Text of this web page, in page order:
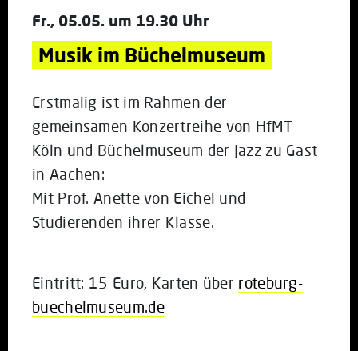
Fr., 05.05. um 19.30 Uhr
Musik im Büchelmuseum
Erstmalig ist im Rahmen der
gemeinsamen Konzertreihe von HfMT
Köln und Büchelmuseum der Jazz zu Gast
in Aachen:
Mit Prof. Anette von Eichel und
Studierenden ihrer Klasse.
Eintritt: 15 Euro, Karten über roteburg-
buechelmuseum.de